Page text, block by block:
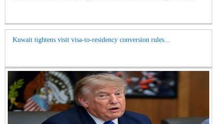
Kuwait tightens visit visa-to-residency conversion rules...